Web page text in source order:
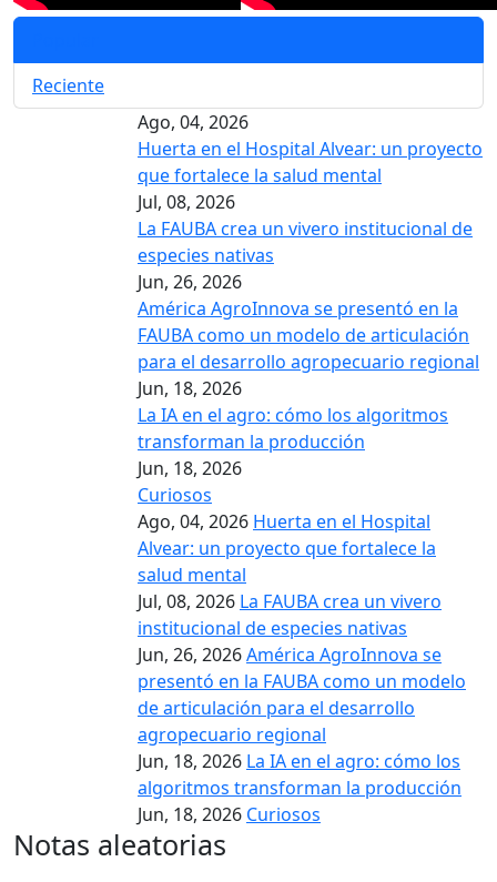
Reciente
Ago, 04, 2026
Huerta en el Hospital Alvear: un proyecto
que fortalece la salud mental
Jul, 08, 2026
La FAUBA crea un vivero institucional de
especies nativas
Jun, 26, 2026
América AgroInnova se presentó en la
FAUBA como un modelo de articulación
para el desarrollo agropecuario regional
Jun, 18, 2026
La IA en el agro: cómo los algoritmos
transforman la producción
Jun, 18, 2026
Curiosos
Ago, 04, 2026 Huerta en el Hospital
Alvear: un proyecto que fortalece la
salud mental
Jul, 08, 2026 La FAUBA crea un vivero
institucional de especies nativas
Jun, 26, 2026América AgroInnova se
presentó en la FAUBA como un modelo
de articulación para el desarrollo
agropecuario regional
Jun, 18, 2026 La IA en el agro: cómo los
algoritmos transforman la producción
Jun, 18, 2026 Curiosos
Notas aleatorias